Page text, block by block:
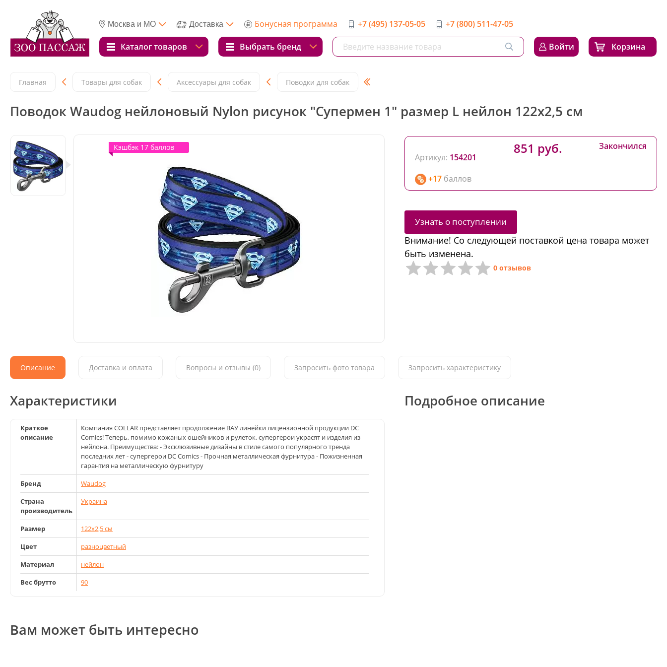
Москва и МО Доставка Бонусная программа +7 (495) 137-05-05 +7 (800) 511-47-05
Каталог товаров Выбрать бренд Войти Корзина
Главная Товары для собак Аксессуары для собак Поводки для собак
Поводок Waudog нейлоновый Nylon рисунок "Супермен 1" размер L нейлон 122x2,5 см
Кэшбэк 17 баллов
Кэшбэк 17 баллов
Артикул: 154201
+17 баллов
851 руб. Закончился
Узнать о поступлении
Внимание! Со следующей поставкой цена товара может
быть изменена.
0 отзывов
Описание Доставка и оплата Вопросы и отзывы (0) Запросить фото товара Запросить характеристику
Характеристики
Краткое
описание
Компания COLLAR представляет продолжение ВАУ линейки лицензионной продукции DC
Comics! Теперь, помимо кожаных ошейников и рулеток, супергерои украсят и изделия из
нейлона. Преимущества: - Эксклюзивные дизайны в стиле самого популярного тренда
последних лет - супергерои DC Comics - Прочная металлическая фурнитура - Пожизненная
гарантия на металлическую фурнитуру
Бренд
Waudog
Страна
производитель
Украина
Размер
122x2,5 см
Цвет
разноцветный
Материал
нейлон
Вес брутто
90
Подробное описание
Вам может быть интересно